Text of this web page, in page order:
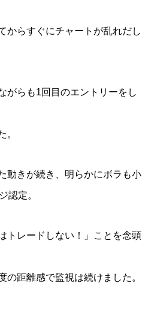
からすぐにチャートが乱れだし
がらも1回目のエントリーをし
。
動きが続き、明らかにボラも小
認定。
トレードしない！」ことを念頭
の距離感で監視は続けました。